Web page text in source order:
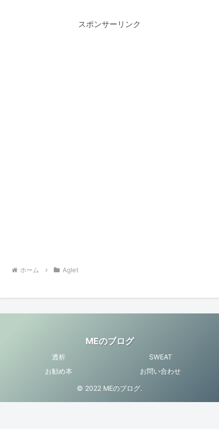
いと考えています！
スポンサーリンク
ホーム Aglet
MEのブログ
透析
SWEAT
お勧め本
お問い合わせ
© 2022 MEのブログ.